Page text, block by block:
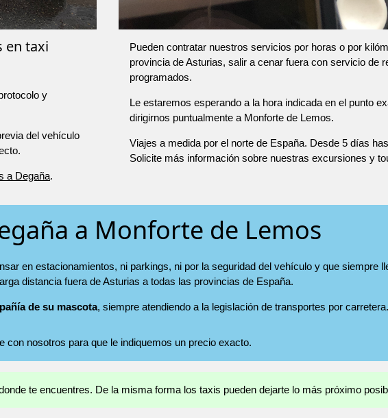
en taxi
y
del vehículo
a Degaña.
Pueden contratar nuestros servicios por horas o por
provincia de Asturias, salir a cenar fuera con servicio de
programados.
Le estaremos esperando a la hora indicada en el punto
dirigirnos puntualmente a Monforte de Lemos.
Viajes a medida por el norte de España. Desde 5 días
Solicite más información sobre nuestras excursiones y
a Monforte de Lemos
en estacionamientos, ni parkings, ni por la seguridad del vehículo y que siempre
distancia fuera de Asturias a todas las provincias de España.
de su mascota, siempre atendiendo a la legislación de transportes por carretera.
con nosotros para que le indiquemos un precio exacto.
te encuentres. De la misma forma los taxis pueden dejarte lo más próximo